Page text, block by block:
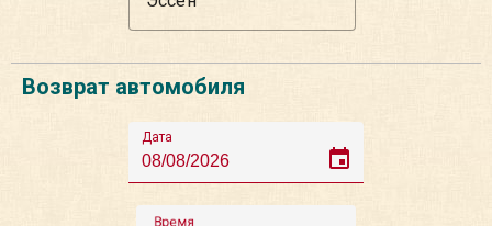
Возврат автомобиля
Дата
event
Время